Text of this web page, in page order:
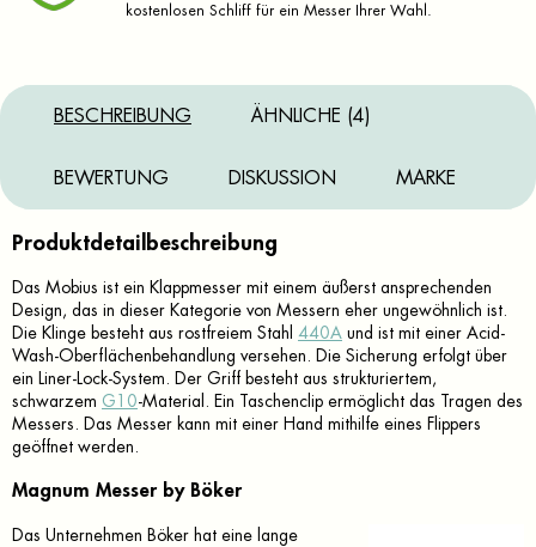
kostenlosen Schliff für ein Messer Ihrer Wahl.
BESCHREIBUNG ÄHNLICHE (4)
BEWERTUNG DISKUSSION MARKE
Produktdetailbeschreibung
Das Mobius ist ein Klappmesser mit einem äußerst ansprechenden
Design, das in dieser Kategorie von Messern eher ungewöhnlich ist.
Die Klinge besteht aus rostfreiem Stahl 440A und ist mit einer Acid-
Wash-Oberflächenbehandlung versehen. Die Sicherung erfolgt über
ein Liner-Lock-System. Der Griff besteht aus strukturiertem,
schwarzem G10-Material. Ein Taschenclip ermöglicht das Tragen des
Messers. Das Messer kann mit einer Hand mithilfe eines Flippers
geöffnet werden.
Magnum Messer by Böker
Das Unternehmen Böker hat eine lange